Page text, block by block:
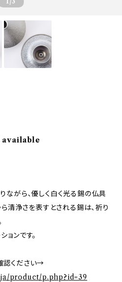
available
ながら、優しく白く光る錫の仏具
ら清浄さを表すとされる錫は、祈り
ンです。
認ください→
product/p.php?id=39